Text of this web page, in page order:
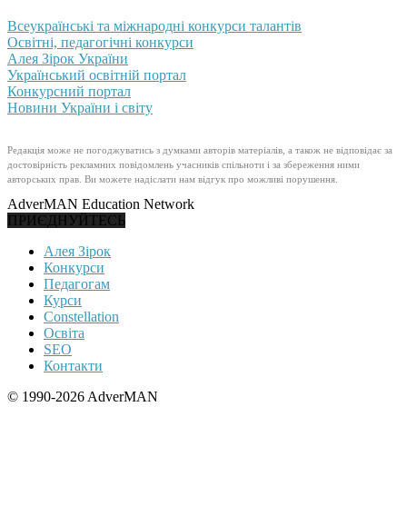
Всеукраїнські та міжнародні конкурси талантів
Освітні, педагогічні конкурси
Алея Зірок України
Український освітній портал
Конкурсний портал
Новини України і світу
Редакція може не погоджуватись з думками авторів матеріалів, а також не відповідає за
достовірність рекламних повідомлень учасників спільноти і за збереження ними
авторських прав. Ви можете надіслати нам відгук про можливі порушення.
AdverMAN Education Network
ПРИЄДНУЙТЕСЬ
Алея Зірок
Конкурси
Педагогам
Курси
Constellation
Освіта
SEO
Контакти
© 1990-2026 AdverMAN